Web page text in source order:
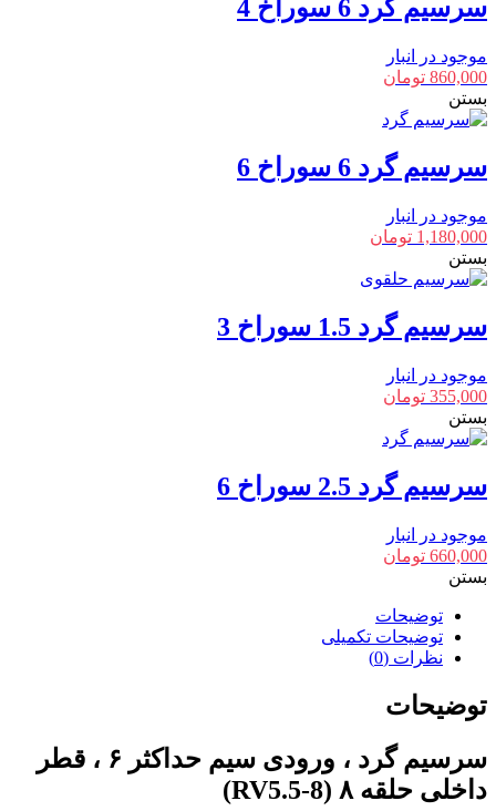
سرسیم گرد 6 سوراخ 4
موجود در انبار
860,000 تومان
بستن
سرسیم گرد 6 سوراخ 6
موجود در انبار
1,180,000 تومان
بستن
سرسیم گرد 1.5 سوراخ 3
موجود در انبار
355,000 تومان
بستن
سرسیم گرد 2.5 سوراخ 6
موجود در انبار
660,000 تومان
بستن
توضیحات
توضیحات تکمیلی
نظرات (0)
توضیحات
سرسیم گرد ، ورودی سیم حداکثر ۶ ، قطر
داخلی حلقه ۸ (RV5.5-8)